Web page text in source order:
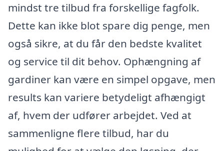
mindst tre tilbud fra forskellige fagfolk.
Dette kan ikke blot spare dig penge, men
også sikre, at du får den bedste kvalitet
og service til dit behov. Ophængning af
gardiner kan være en simpel opgave, men
results kan variere betydeligt afhængigt
af, hvem der udfører arbejdet. Ved at
sammenligne flere tilbud, har du